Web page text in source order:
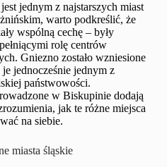
jednym z najstarszych miast
warto podkreślić, że
wspólną cechę – były
rolę centrów
Gniezno zostało wzniesione
jednocześnie jednym z
państwowości.
w Biskupinie dodają
jak te różne miejsca
na siebie.
miasta śląskie